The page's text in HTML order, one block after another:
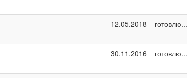
12.05.2018 готовлю...
30.11.2016 готовлю...